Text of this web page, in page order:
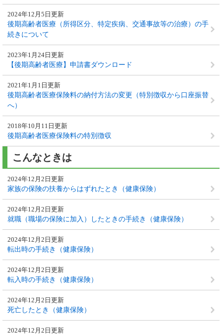
後期高齢者医療（所得区分、特定疾病、交通事故等の治療）の手
続きについて
2024年12月5日更新
【後期高齢者医療】申請書ダウンロード
2023年1月24日更新
後期高齢者医療保険料の納付方法の変更（特別徴収から口座振替
へ）
2021年1月1日更新
後期高齢者医療保険料の特別徴収
2018年10月11日更新
こんなときは
家族の保険の扶養からはずれたとき（健康保険）
2024年12月2日更新
就職（職場の保険に加入）したときの手続き（健康保険）
2024年12月2日更新
転出時の手続き（健康保険）
2024年12月2日更新
転入時の手続き（健康保険）
2024年12月2日更新
死亡したとき（健康保険）
2024年12月2日更新
2024年12月2日更新